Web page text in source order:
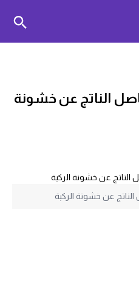
الناتج عن خشونة
عن خشونة الركبة